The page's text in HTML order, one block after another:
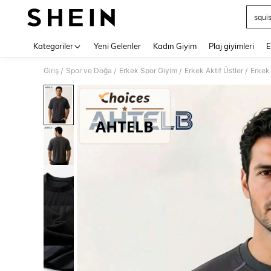
Kategoriler Yeni Gelenler Kadın Giyim Plaj giyimleri
Giriş / Spor ve Doğa / Erkek Spor Giyim / Erkek Aktif Üstler /